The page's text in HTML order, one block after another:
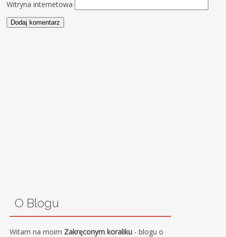
Witryna internetowa
O Blogu
Witam na moim Zakręconym koraliku - blogu o